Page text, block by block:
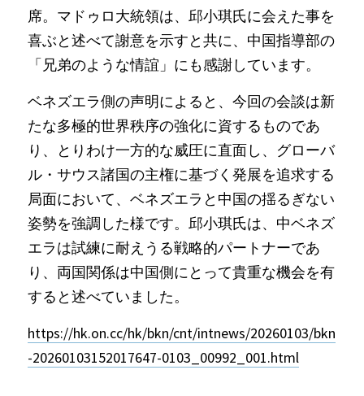
席。マドゥロ大統領は、邱小琪氏に会えた事を
喜ぶと述べて謝意を示すと共に、中国指導部の
「兄弟のような情誼」にも感謝しています。
ベネズエラ側の声明によると、今回の会談は新
たな多極的世界秩序の強化に資するものであ
り、とりわけ一方的な威圧に直面し、グローバ
ル・サウス諸国の主権に基づく発展を追求する
局面において、ベネズエラと中国の揺るぎない
姿勢を強調した様です。邱小琪氏は、中ベネズ
エラは試練に耐えうる戦略的パートナーであ
り、両国関係は中国側にとって貴重な機会を有
すると述べていました。
https://hk.on.cc/hk/bkn/cnt/intnews/20260103/bkn
-20260103152017647-0103_00992_001.html